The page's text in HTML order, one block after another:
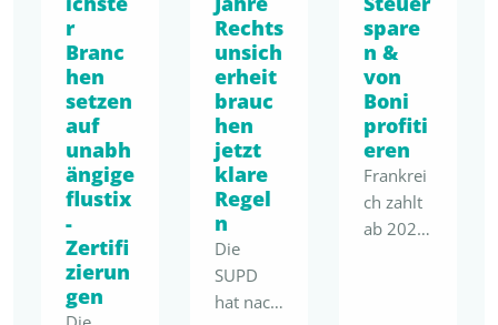
aktuell
fehlende
quantitat
ive
Bewertu
ngslogik
bei
minimal
en
Polymer
anteilen
in
ukte und
geht nun
den
nächsten
konsequ
enten
Schritt
im
Rahmen
Nachhalt
bereits
spürbar
veränder
nden
EmpCo-
Kommu
nikation
und
präziser
r
Branc
hen
setzen
auf
unabh
ängige
flustix
-
Zertifi
zierun
gen
Rechts
unsich
erheit
brauc
hen
jetzt
klare
Regel
n
Die
SUPD
hat nach
spare
n &
von
Boni
profiti
eren
Frankrei
ch zahlt
ab 2026